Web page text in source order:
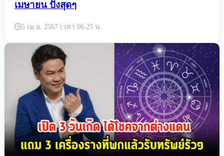
หมอช้าง เปิด 2 ราศี ดวงการงานเด่นในเดือน
เมษายน ปังสุดๆ
5 เม.ย. 2567 เวลา 06:25 น.